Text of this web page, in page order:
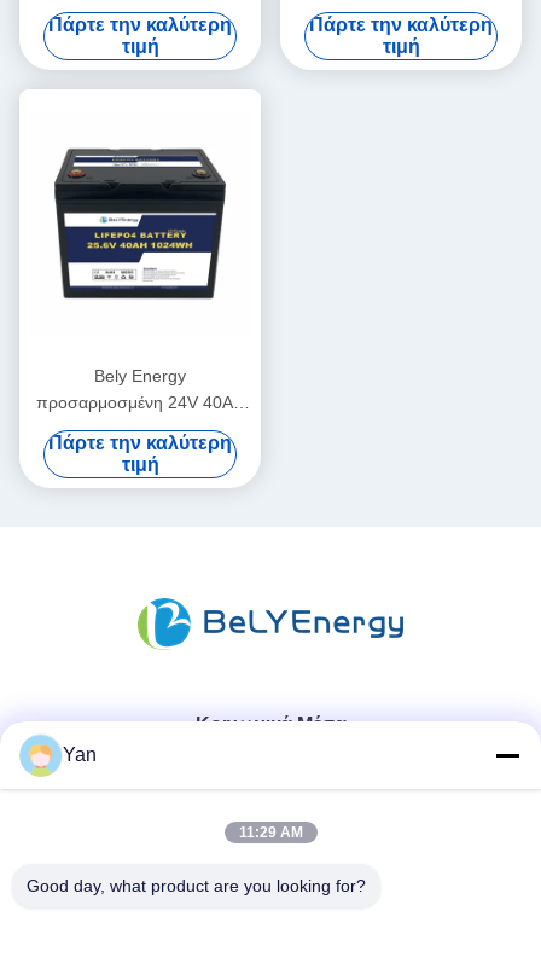
Για ιατρικό σκάφος σκούτερ
Πάρτε την καλύτερη
τιμή
Rv Solar Lifepo4 Marine
μπαταρία βαθύ κύκλο
Πάρτε την καλύτερη
τιμή
Bely Energy
προσαρμοσμένη 24V 40AH
μπαταρία για το σταθμό
επικοινωνίας UPS ιατρική
Πάρτε την καλύτερη
τιμή
Κοινωνικά Μέσα
Γρήγορη επικοινωνία
Τηλ.:
Yan
11:29 AM
Good day, what product are you looking for?